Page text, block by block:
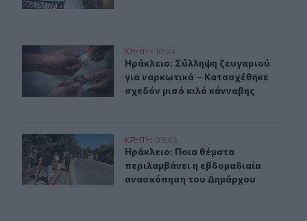
Ηράκλειο: Σύλληψη ζευγαριού για ναρκωτικά –
ΚΡΗΤΗ 10:23
Ηράκλειο: Σύλληψη ζευγαριού για
Ηράκλειο: Σύλληψη ζευγαριού
για ναρκωτικά – Κατασχέθηκε
σχεδόν μισό κιλό κάνναβης
Ηράκλειο: Ποια θέματα περιλαμβάνει η εβδομαδιαία
ΚΡΗΤΗ 09:43
Ηράκλειο: Ποια θέματα
Ηράκλειο: Ποια θέματα
περιλαμβάνει η εβδομαδιαία
ανασκόπηση του Δημάρχου